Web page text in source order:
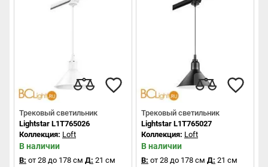
Трековый светильник
Lightstar L1T765026
Коллекция: Loft
В наличии
В: от 28 до 178 см Д: 21 см
Трековый светильник
Lightstar L1T765027
Коллекция: Loft
В наличии
В: от 28 до 178 см Д: 21 см